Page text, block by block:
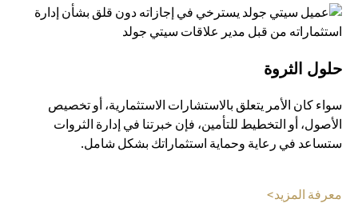
حلول الثروة
سواء كان الأمر يتعلق بالاستشارات الاستثمارية، أو تخصيص
الأصول، أو التخطيط للتأمين، فإن خبرتنا في إدارة الثروات
ستساعد في رعاية وحماية استثماراتك بشكل شامل.
معرفة المزيد>